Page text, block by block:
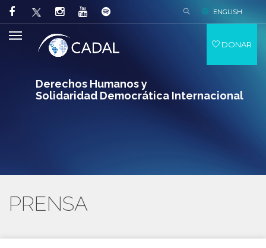
Derechos Humanos y
Solidaridad Democrática Internacional
ENGLISH
DONAR
PRENSA